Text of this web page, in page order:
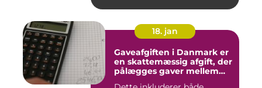
18. jan
Gaveafgiften i Danmark er
en skattemæssig afgift, der
pålægges gaver mellem